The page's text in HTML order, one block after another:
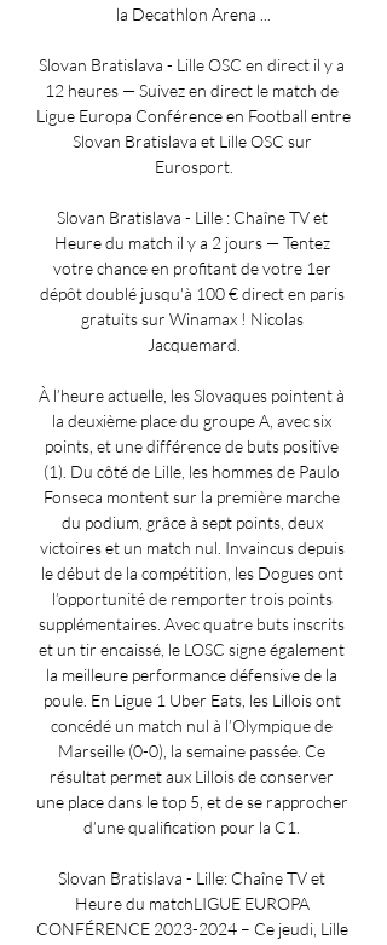
la Decathlon Arena ...
Slovan Bratislava - Lille OSC en direct il y a
12 heures — Suivez en direct le match de
Ligue Europa Conférence en Football entre
Slovan Bratislava et Lille OSC sur
Eurosport.
Slovan Bratislava - Lille : Chaîne TV et
Heure du match il y a 2 jours — Tentez
votre chance en profitant de votre 1er
dépôt doublé jusqu'à 100 € direct en paris
gratuits sur Winamax ! Nicolas
Jacquemard.
À l’heure actuelle, les Slovaques pointent à
la deuxième place du groupe A, avec six
points, et une différence de buts positive
(1). Du côté de Lille, les hommes de Paulo
Fonseca montent sur la première marche
du podium, grâce à sept points, deux
victoires et un match nul. Invaincus depuis
le début de la compétition, les Dogues ont
l’opportunité de remporter trois points
supplémentaires. Avec quatre buts inscrits
et un tir encaissé, le LOSC signe également
la meilleure performance défensive de la
poule. En Ligue 1 Uber Eats, les Lillois ont
concédé un match nul à l’Olympique de
Marseille (0-0), la semaine passée. Ce
résultat permet aux Lillois de conserver
une place dans le top 5, et de se rapprocher
d’une qualification pour la C1.
Slovan Bratislava - Lille: Chaîne TV et
Heure du matchLIGUE EUROPA
CONFÉRENCE 2023-2024 – Ce jeudi, Lille